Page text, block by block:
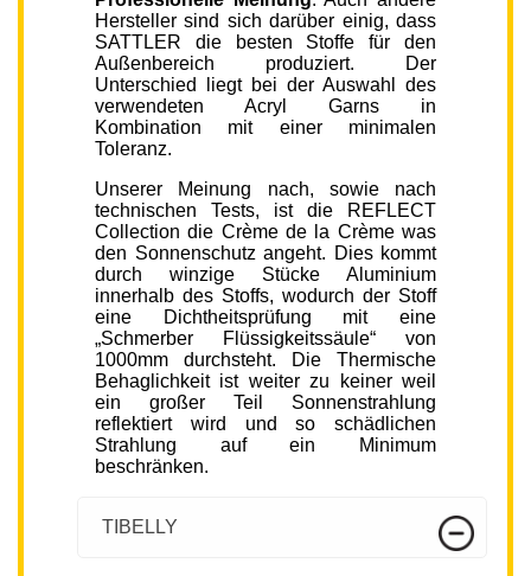
Hersteller sind sich darüber einig, dass
SATTLER die besten Stoffe für den
Außenbereich produziert. Der
Unterschied liegt bei der Auswahl des
verwendeten Acryl Garns in
Kombination mit einer minimalen
Toleranz.
Unserer Meinung nach, sowie nach
technischen Tests, ist die REFLECT
Collection die Crème de la Crème was
den Sonnenschutz angeht. Dies kommt
durch winzige Stücke Aluminium
innerhalb des Stoffs, wodurch der Stoff
eine Dichtheitsprüfung mit eine
„Schmerber Flüssigkeitssäule“ von
1000mm durchsteht. Die Thermische
Behaglichkeit ist weiter zu keiner weil
ein großer Teil Sonnenstrahlung
reflektiert wird und so schädlichen
Strahlung auf ein Minimum
beschränken.
TIBELLY